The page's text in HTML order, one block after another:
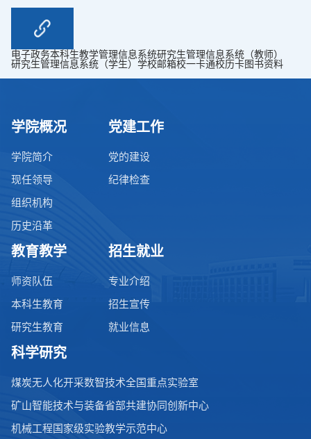
电子政务本科生教学管理信息系统研究生管理信息系统（教师）
研究生管理信息系统（学生） 学校邮箱校一卡通校历卡图书资料
学院概况
学院简介
现任领导
组织机构
历史沿革
党建工作
党的建设
纪律检查
教育教学
师资队伍
本科生教育
研究生教育
招生就业
专业介绍
招生宣传
就业信息
科学研究
煤炭无人化开采数智技术全国重点实验室
矿山智能技术与装备省部共建协同创新中心
机械工程国家级实验教学示范中心